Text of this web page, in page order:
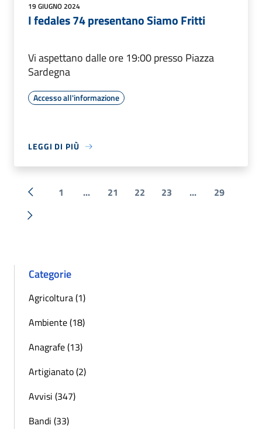
19 GIUGNO 2024
I fedales 74 presentano Siamo Fritti
Vi aspettano dalle ore 19:00 presso Piazza
Sardegna
Accesso all'informazione
LEGGI DI PIÙ
« Precedente
1 ... 21 22 23 ... 29
Successiva »
Categorie
Agricoltura (1)
Ambiente (18)
Anagrafe (13)
Artigianato (2)
Avvisi (347)
Bandi (33)